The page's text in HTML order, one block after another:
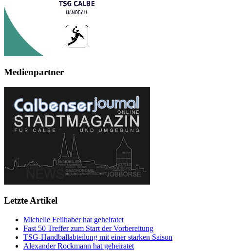
Medienpartner
Letzte Artikel
Michelle Feilhaber hat geheiratet
Fast 50 Treffer zum Start der Vorbereitung
TSG-Handballabteilung mit einer starken Saison
Alexander Rockmann hat geheiratet